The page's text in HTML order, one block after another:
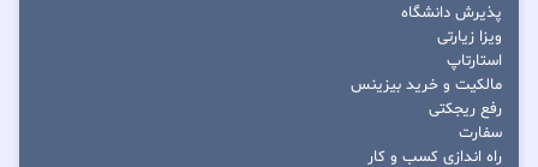
پذیرش دانشگاه
ویزا زیارتی
استارتاپ
مالکیت و خرید بیزینس
رفع ریجکتی
سفارت
راه اندازی کسب و کار